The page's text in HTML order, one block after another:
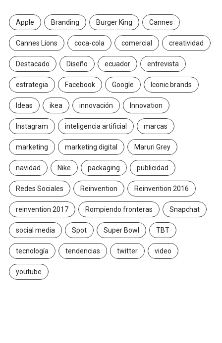
Apple Branding Burger King Cannes
Cannes Lions coca-cola comercial creatividad
Destacado Diseño ecuador entrevista
estrategia Facebook Google Iconic brands
Ideas ikea innovación Innovation
Instagram inteligencia artificial marcas
marketing marketing digital Maruri Grey
navidad Nike packaging publicidad
Redes Sociales Reinvention Reinvention 2016
reinvention 2017 Rompiendo fronteras Snapchat
social media Spot Super Bowl TBT
tecnología tendencias twitter video
youtube